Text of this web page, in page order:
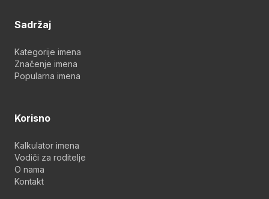
Sadržaj
Kategorije imena
Značenje imena
Popularna imena
Korisno
Kalkulator imena
Vodiči za roditelje
O nama
Kontakt